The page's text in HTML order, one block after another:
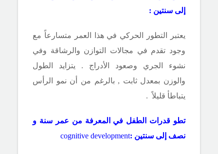
إلى سنتين :
يعتبر التطور الحركي في هذا العمر متسارعاً مع
وجود تقدم في مجالات التوازن والرشاقة وفي
نشوء الجري وصعود الأدراج . يتزايد الطول
والوزن بمعدل ثابت , بالرغم من أن نمو الرأس
يتباطأ قليلاً .
تطو قدرات الطفل في المعرفة من عمر سنة و
نصف إلى سنتين :
cognitive development